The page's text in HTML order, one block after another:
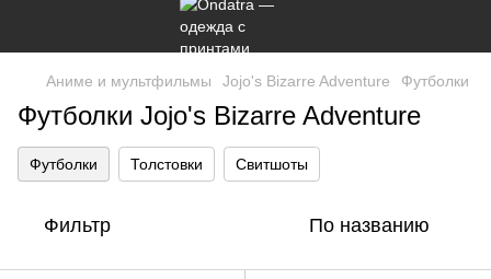
Аниме и мультфильмы Jojo's Bizarre Adventure Футболки
Футболки Jojo's Bizarre Adventure
Футболки Толстовки Свитшоты
Фильтр По названию